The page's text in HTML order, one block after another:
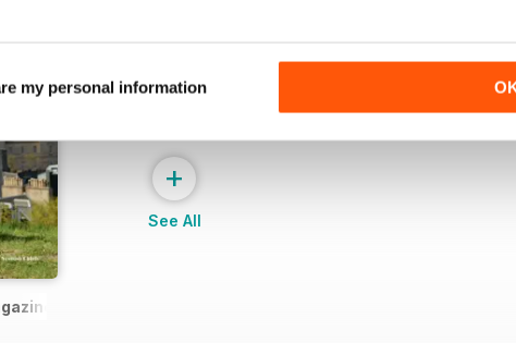
my personal information
- Sample Issue
+
See All